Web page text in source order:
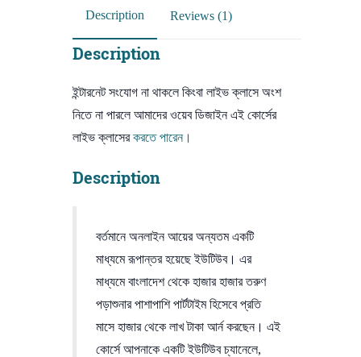
Live
Description Reviews (1)
Description
ইন্টারনেট সংযোগ না থাকলে কিংবা লাইভ ক্লাসে অংশ
নিতে না পারলে আমাদের ওয়েব ডিজাইন এই কোর্সের
লাইভ ক্লাসেরকরতে পারেন।
Description
বর্তমানে অনলাইন আয়ের অন্যতম একটি
মাধ্যমে রূপান্তর হয়েছে ইউটিউব। এর
মাধ্যমে বাংলাদেশ থেকে হাজার হাজার তরুণ
পড়াশুনার পাশাপাশি পার্টটাইম হিসেবে প্রতি
মাসে হাজার থেকে লাখ টাকা আর্ন করছেন। এই
কোর্সে আপনাকে একটি ইউটিউব চ্যানেলে,